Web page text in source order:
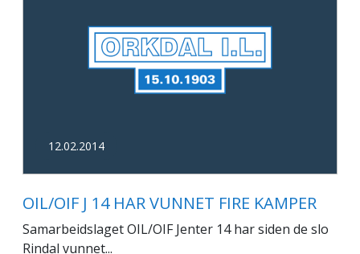
12.02.2014
OIL/OIF J 14 HAR VUNNET FIRE KAMPER
Samarbeidslaget OIL/OIF Jenter 14 har siden de slo
Rindal vunnet...